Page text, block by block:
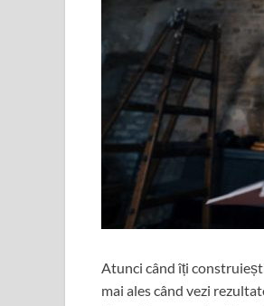
Atunci când îți
mai ales când vezi